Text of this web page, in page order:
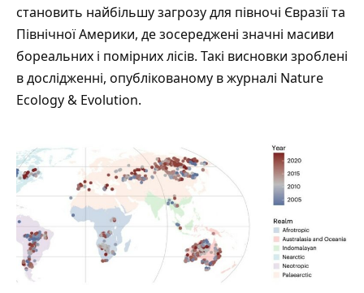
становить найбільшу загрозу для півночі Євразії та
Північної Америки, де зосереджені значні масиви
бореальних і помірних лісів. Такі висновки зроблені
в дослідженні, опублікованому в журналі Nature
Ecology & Evolution.